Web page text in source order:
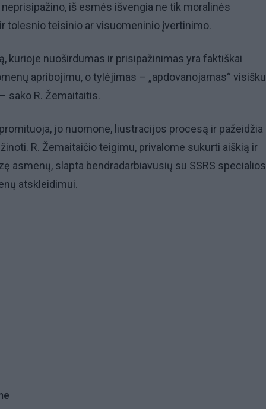
iš esmės išvengia ne tik moralinės
tolesnio teisinio ar visuomeninio įvertinimo.
kurioje nuoširdumas ir prisipažinimas yra faktiškai
apribojimu, o tylėjimas – „apdovanojamas“ visišku
sako R. Žemaitaitis.
jo nuomone, liustracijos procesą ir pažeidžia
R. Žemaitaičio teigimu, privalome sukurti aiškią ir
asmenų, slapta bendradarbiavusių su SSRS
atskleidimui.